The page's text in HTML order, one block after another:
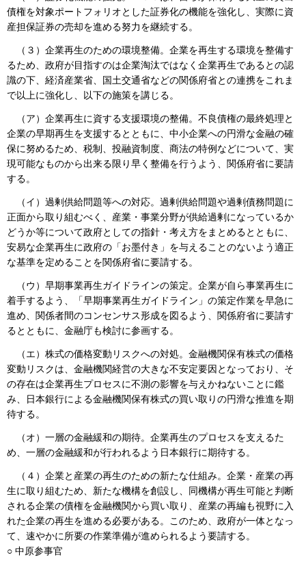
債権を対象ポートフォリオとした証券化の機能を強化し、実際に資
産担保証券の売却を進める努力を継続する。
（３）企業再生のための環境整備。企業を再生する環境を整備す
るため、政府が目指すのは企業淘汰ではなく企業再生であるとの認
識の下、経済産業省、国土交通省などの関係府省との連携をこれま
で以上に強化し、以下の施策を講じる。
（ア）企業再生に資する支援環境の整備。不良債権の最終処理と
企業の早期再生を支援するとともに、中小企業への円滑な金融の確
保に努めるため、税制、投融資制度、商法の特例などについて、実
現可能なものから出来る限り早く整備を行うよう、関係府省に要請
する。
（イ）過剰供給問題等への対応。過剰供給問題や過剰債務問題に
正面から取り組むべく、産業・事業分野が供給過剰になっているか
どうか等について政府としての指針・考え方をまとめるとともに、
安易な企業再生に政府の「お墨付き」を与えることのないよう適正
な基準を定めることを関係府省に要請する。
（ウ）早期事業再生ガイドラインの策定。企業が自ら事業再生に
着手するよう、「早期事業再生ガイドライン」の策定作業を早急に
進め、関係者間のコンセンサス形成を図るよう、関係府省に要請す
るとともに、金融庁も検討に参画する。
（エ）株式の価格変動リスクへの対処。金融機関保有株式の価格
変動リスクは、金融機関経営の大きな不安定要因となっており、そ
の存在は企業再生プロセスに不測の影響を与えかねないことに鑑
み、日本銀行による金融機関保有株式の買い取りの円滑な推進を期
待する。
（オ）一層の金融緩和の期待。企業再生のプロセスを支えるた
め、一層の金融緩和が行われるよう日本銀行に期待する。
（４）企業と産業の再生のための新たな仕組み。企業・産業の再
生に取り組むため、新たな機構を創設し、同機構が再生可能と判断
される企業の債権を金融機関から買い取り、産業の再編も視野に入
れた企業の再生を進める必要がある。このため、政府が一体となっ
て、速やかに所要の作業準備が進められるよう要請する。
○ 中原参事官